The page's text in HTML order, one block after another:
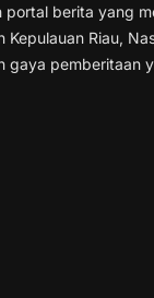
portal berita yang
Riau,
gaya pemberitaan